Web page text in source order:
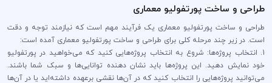
طراحی و ساخت پورتفولیو معماری
طراحی و ساخت پورتفولیو معماری یک فرآیند مهم است که نیازمند توجه و دقت
است. در زیر چند مرحله کلی برای طراحی و ساخت پورتفولیو معماری آمده است:
1. انتخاب پروژه‌ها: شروع به انتخاب پروژه‌هایی کنید که می‌خواهید در پورتفولیو
خود نمایش دهید. این پروژه‌ها باید نشان دهنده توانایی‌ها و سبک شما باشند.
می‌توانید پروژه‌هایی را انتخاب کنید که در آن‌ها نقشی برعهده داشته‌اید یا در آن‌ها